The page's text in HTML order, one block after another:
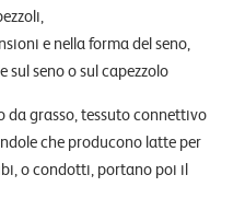
e nella forma del seno,
sul seno o sul capezzolo
grasso, tessuto connettivo
che producono latte per
o condotti, portano poi il